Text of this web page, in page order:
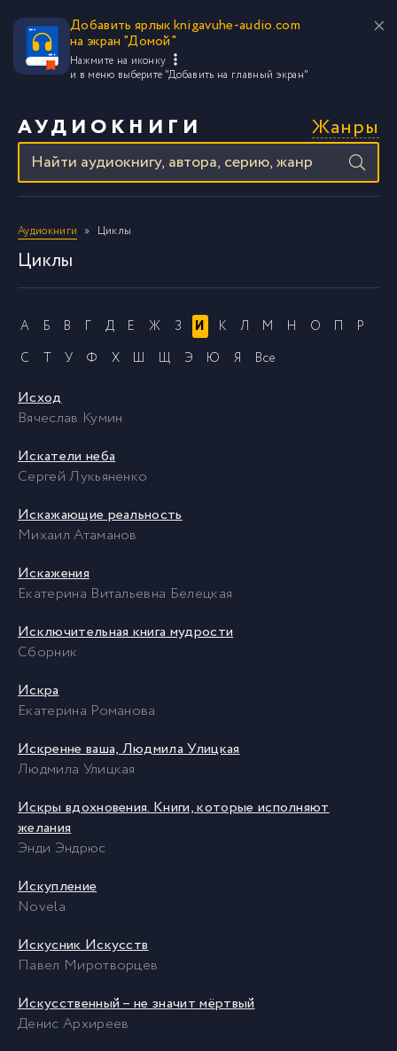
Добавить ярлык knigavuhe-audio.com
на экран "Домой"
Нажмите на иконку
и в меню выберите "Добавить на главный экран"
АУДИОКНИГИ Жанры
Аудиокниги Циклы
Циклы
А Б В Г Д Е Ж З И К Л М Н О П
Р
С
Т У Ф Х Ш Щ Э Ю Я Все
Исход
Вячеслав Кумин
Искатели неба
Сергей Лукьяненко
Искажающие реальность
Михаил Атаманов
Искажения
Екатерина Витальевна Белецкая
Исключительная книга мудрости
Сборник
Искра
Екатерина Романова
Искренне ваша, Людмила Улицкая
Людмила Улицкая
Искры вдохновения. Книги, которые исполняют
желания
Энди Эндрюс
Искупление
Novela
Искусник Искусств
Павел Миротворцев
Искусственный – не значит мёртвый
Денис Архиреев